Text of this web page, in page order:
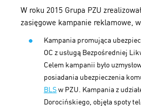
W roku 2015 Grupa PZU
zasięgowe kampanie reklamowe,
Kampania promująca
OC z usługą Bezpośredniej
Celem kampanii było
posiadania ubezpieczenia
BLSw PZU. Kampania z
Dorocińskiego, objęła spoty